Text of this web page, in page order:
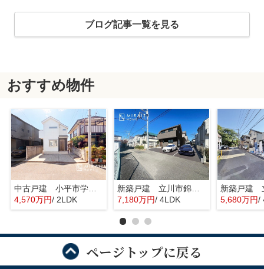
ブログ記事一覧を見る
おすすめ物件
中古戸建 小平市学園東町 全1棟
4,570万円/ 2LDK
新築戸建 立川市錦町 全2棟
7,180万円/ 4LDK 5,680万円/
ページトップに戻る